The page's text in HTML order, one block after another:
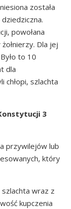
została
powołana
Dla jej
to 10
dla
chłopi, szlachta
3
przywilejów lub
który
wraz z
kupczenia